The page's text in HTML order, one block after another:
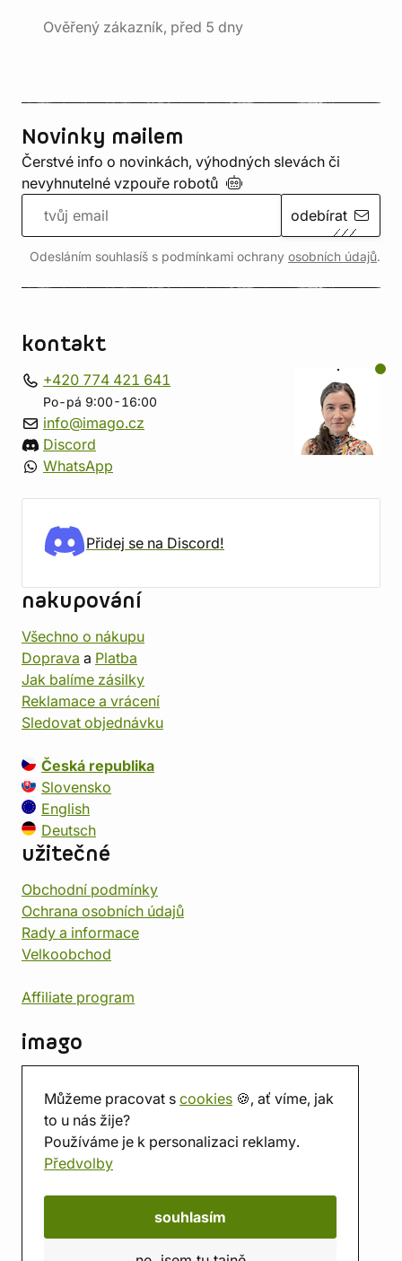
Můžeme pracovat s cookies 🍪, ať víme, jak
to u nás žije?
Používáme je k personalizaci reklamy.
Předvolby
souhlasím
Ověřený zákazník, před 5 dny
Novinky mailem
Čerstvé info o novinkách, výhodných slevách či
nevyhnutelné vzpouře robotů
odebírat
Odesláním souhlasíš s podmínkami ochrany osobních údajů.
kontakt
+420 774 421 641
Po-pá 9:00-16:00
info@imago.cz
Discord
WhatsApp
Přidej se na Discord!
nakupování
Všechno o nákupu
Doprava a Platba
Jak balíme zásilky
Reklamace a vrácení
Sledovat objednávku
Česká republika
Slovensko
English
Deutsch
užitečné
Obchodní podmínky
Ochrana osobních údajů
Rady a informace
Velkoobchod
Affiliate program
imago
Prodejna
Herna
O nás
Hodnocení obchodu